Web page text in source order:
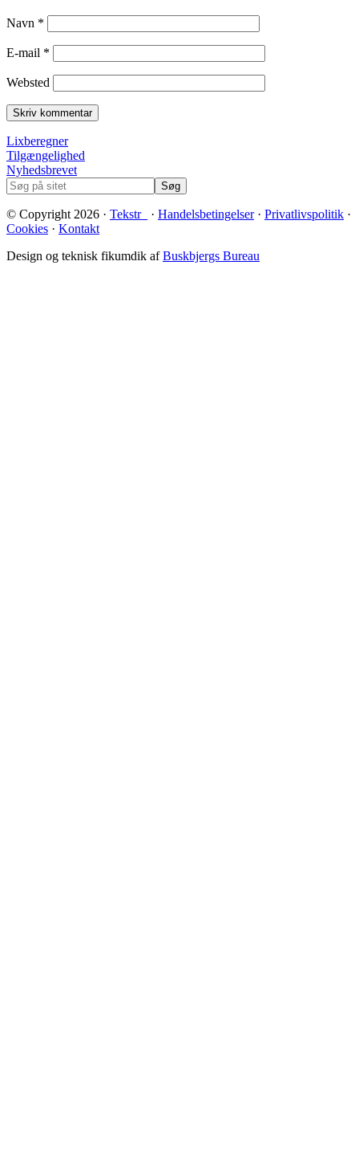
Navn *
E-mail *
Websted
Footer
Lixberegner
Tilgængelighed
Nyhedsbrevet
Søg
på
sitet
© Copyright 2026 · Tekstr_ · Handelsbetingelser· Privatlivspolitik ·
Cookies · Kontakt
Design og teknisk fikumdik afBuskbjergs Bureau